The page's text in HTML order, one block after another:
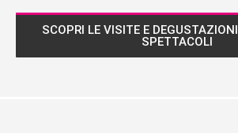
SCOPRI LE VISITE E
SPETTACOLI